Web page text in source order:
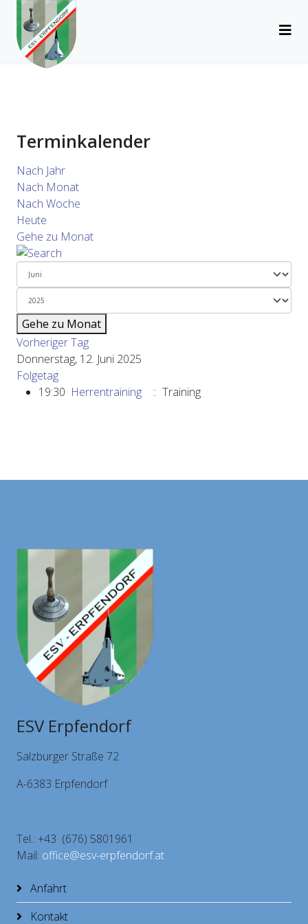
Terminkalender
Nach Jahr
Nach Monat
Nach Woche
Heute
Gehe zu Monat
Gehe zu Monat
Vorheriger Tag
Donnerstag, 12. Juni 2025
Folgetag
19:30 Herrentraining :: Training
ESV Erpfendorf
Salzburger Straße 72
A-6383 Erpfendorf
Tel.: +43 (676) 5801961
Mail: office@esv-erpfendorf.at
Anfahrt
Kontakt